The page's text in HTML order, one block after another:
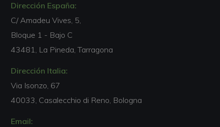
Dirección España:
C/ Amadeu Vives, 5,
Bloque 1 - Bajo C
43481, La Pineda, Tarragona
Dirección Italia:
Via Isonzo, 67
40033, Casalecchio di Reno, Bologna
Email: